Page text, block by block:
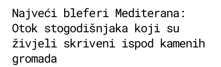
Najveći bleferi Mediterana:
Otok stogodišnjaka koji su
živjeli skriveni ispod kamenih
gromada